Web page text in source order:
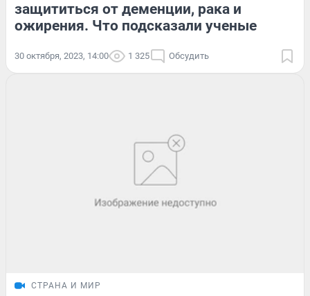
защититься от деменции, рака и
ожирения. Что подсказали ученые
30 октября, 2023, 14:00 1 325 Обсудить
СТРАНА И МИР